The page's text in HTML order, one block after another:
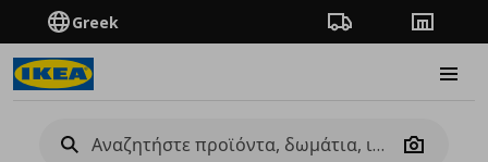
Greek Πορεία παραγγελίας
Camera